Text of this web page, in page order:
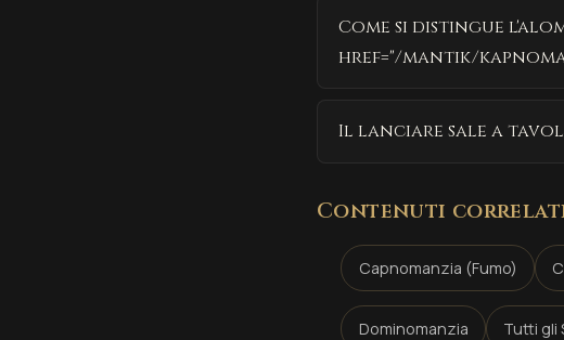
Come si distingue
href="/mantik/
Il lanciare sale a
Contenuti
Capnomanzia (Fumo)
Dominomanzia Tutti gli